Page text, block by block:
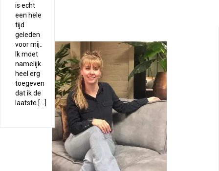
is echt
een hele
tijd
geleden
voor mij..
Ik moet
namelijk
heel erg
toegeven
dat ik de
laatste […]